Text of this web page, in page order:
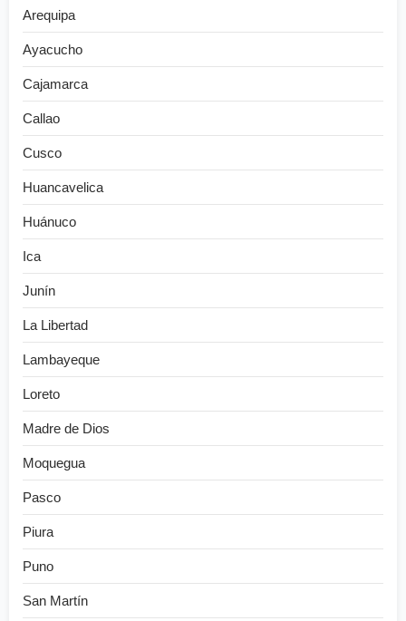
Arequipa
Ayacucho
Cajamarca
Callao
Cusco
Huancavelica
Huánuco
Ica
Junín
La Libertad
Lambayeque
Loreto
Madre de Dios
Moquegua
Pasco
Piura
Puno
San Martín